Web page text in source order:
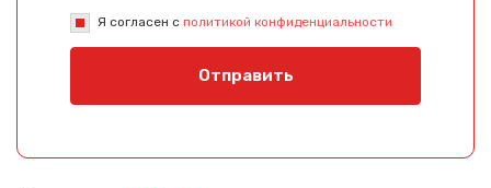
Я согласен с политикой конфиденциальности
Отправить